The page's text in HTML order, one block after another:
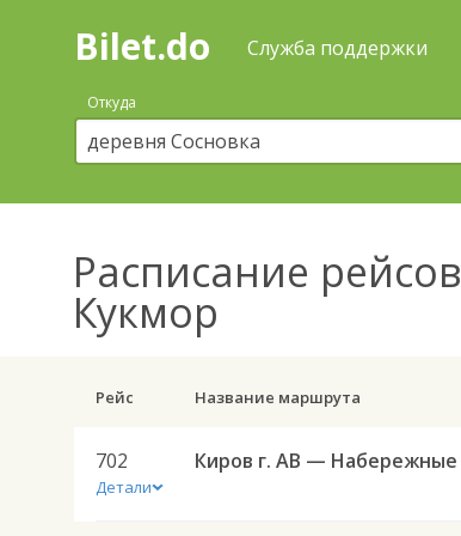
Поиск
покупка
билетов
автобус
онлайн
Bilet.do Служба поддержки
Откуда
Расписание рейсов
Кукмор
Рейс Название маршрута
702
Детали